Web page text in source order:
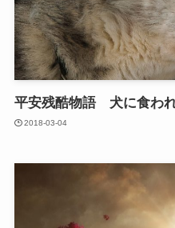
平安残酷物語 犬に食わ
2018-03-04